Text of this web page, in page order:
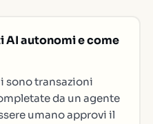
AI autonomi e come
sono transazioni
da un agente
umano approvi il